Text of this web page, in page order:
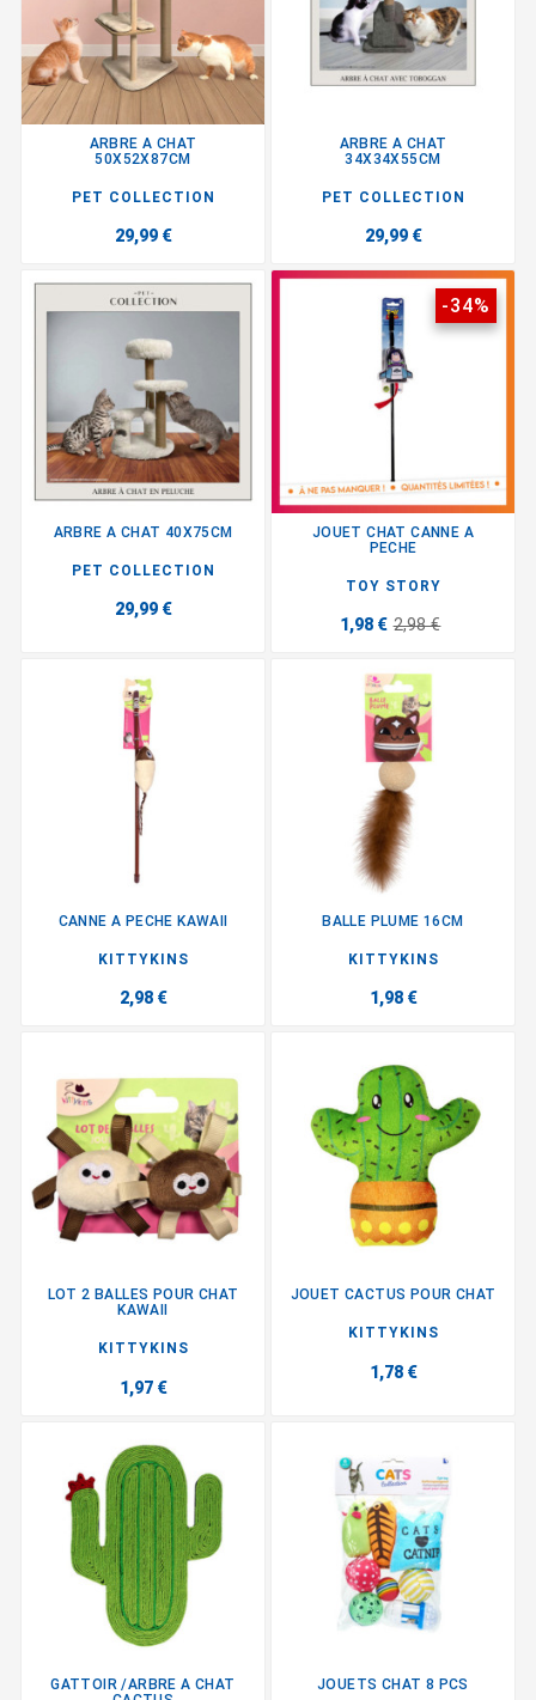
ARBRE A CHAT
50X52X87CM
PET COLLECTION
29,99 €
ARBRE A CHAT
34X34X55CM
PET COLLECTION
29,99 €
ARBRE A CHAT 40X75CM
PET COLLECTION
29,99 €
-34%
JOUET CHAT CANNE A
PECHE
TOY STORY
1,98 € 2,98 €
CANNE A PECHE KAWAII
KITTYKINS
2,98 €
BALLE PLUME 16CM
KITTYKINS
1,98 €
LOT 2 BALLES POUR CHAT
KAWAII
KITTYKINS
1,97 €
JOUET CACTUS POUR CHAT
KITTYKINS
1,78 €
GATTOIR /ARBRE A CHAT
JOUETS CHAT 8 PCS